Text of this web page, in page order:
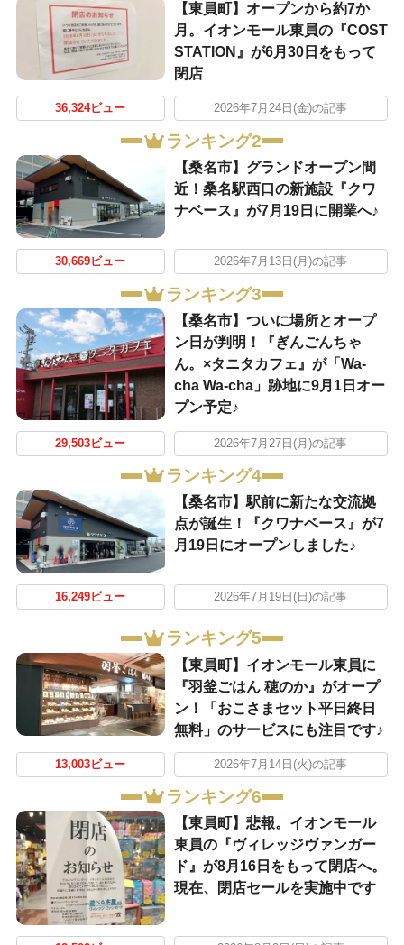
【東員町】オープンから約7か
月。イオンモール東員の『COST
STATION』が6月30日をもって
閉店
36,324ビュー 2026年7月24日(金)の記事
ランキング2
【桑名市】グランドオープン間
近！桑名駅西口の新施設『クワ
ナベース』が7月19日に開業へ♪
30,669ビュー 2026年7月13日(月)の記事
ランキング3
【桑名市】ついに場所とオープ
ン日が判明！『ぎんごんちゃ
ん。×タニタカフェ』が「Wa-
cha Wa-cha」跡地に9月1日オー
プン予定♪
29,503ビュー 2026年7月27日(月)の記事
ランキング4
【桑名市】駅前に新たな交流拠
点が誕生！『クワナベース』が7
月19日にオープンしました♪
16,249ビュー 2026年7月19日(日)の記事
ランキング5
【東員町】イオンモール東員に
『羽釜ごはん 穂のか』がオープ
ン！「おこさまセット平日終日
無料」のサービスにも注目です♪
13,003ビュー 2026年7月14日(火)の記事
ランキング6
【東員町】悲報。イオンモール
東員の『ヴィレッジヴァンガー
ド』が8月16日をもって閉店へ。
現在、閉店セールを実施中です